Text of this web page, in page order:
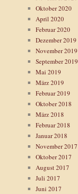
Oktober 2020
April 2020
Februar 2020
Dezember 2019
November 2019
September 2019
Mai 2019
März 2019
Februar 2019
Oktober 2018
März 2018
Februar 2018
Januar 2018
November 2017
Oktober 2017
August 2017
Juli 2017
Juni 2017